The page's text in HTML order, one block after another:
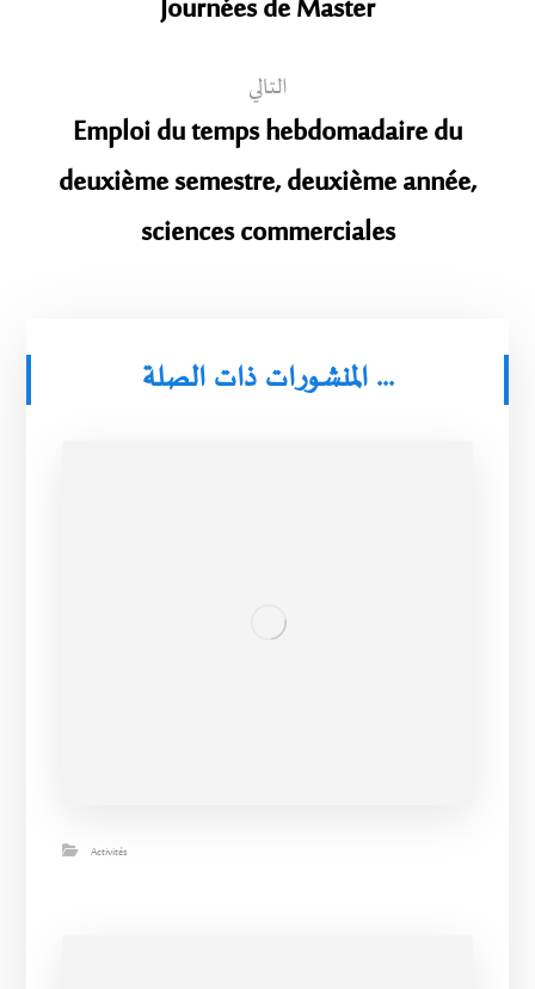
Journées de Master
التالي
Emploi du temps hebdomadaire du
deuxième semestre, deuxième année,
sciences commerciales
المنشورات ذات الصلة ...
Activités